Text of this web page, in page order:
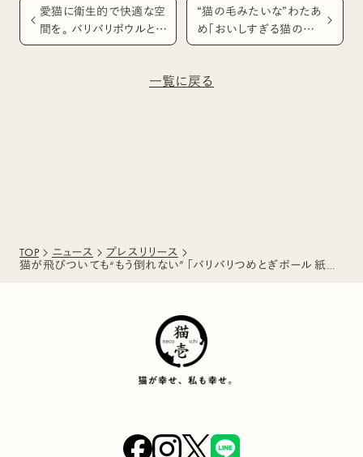
愛猫に衛生的で快適な空
間を。 バリバリボウルとの
組み合わせで “モフモフ
4wayベッド「モフリング」5一覧に戻る
“猫の毛みたいな”わたあ
め「おいしすぎる猫の毛」
発売
TOP ニュース
プレスリリース
猫が飛びついても“もう倒れない” 「バリバリつめとぎポール 紙縄 アイアン」新発売 薄さ5mm鉄製ベースの安定感×研ぎカスがでにくい紙縄